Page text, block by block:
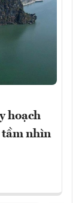
hoạch
tầm nhìn